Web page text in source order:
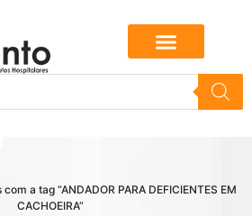
a tag “ANDADOR PARA DEFICIENTES EM
CACHOEIRA”